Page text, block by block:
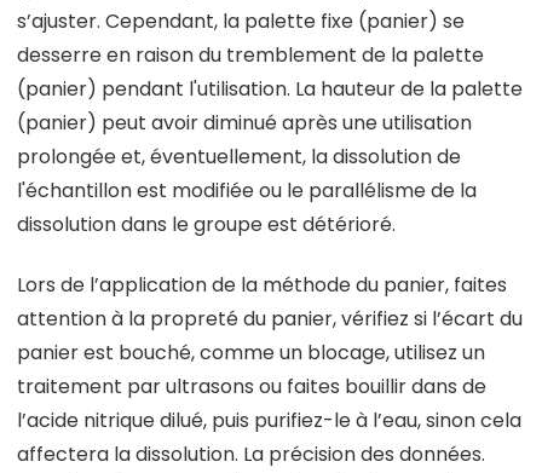
s’ajuster. Cependant, la palette fixe (panier) se
desserre en raison du tremblement de la palette
(panier) pendant l'utilisation. La hauteur de la palette
(panier) peut avoir diminué après une utilisation
prolongée et, éventuellement, la dissolution de
l'échantillon est modifiée ou le parallélisme de la
dissolution dans le groupe est détérioré.
Lors de l’application de la méthode du panier, faites
attention à la propreté du panier, vérifiez si l’écart du
panier est bouché, comme un blocage, utilisez un
traitement par ultrasons ou faites bouillir dans de
l’acide nitrique dilué, puis purifiez-le à l’eau, sinon cela
affectera la dissolution. La précision des données.